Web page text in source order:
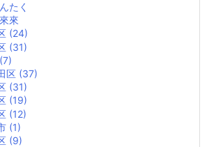
たく
來
(24)
(31)
区 (37)
(31)
(19)
(12)
(1)
(9)